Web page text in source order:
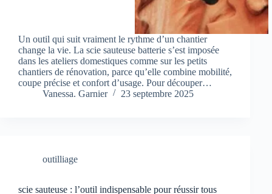
Un outil qui suit vraiment le rythme d’un chantier
change la vie. La scie sauteuse batterie s’est imposée
dans les ateliers domestiques comme sur les petits
chantiers de rénovation, parce qu’elle combine mobilité,
coupe précise et confort d’usage. Pour découper…
Vanessa. Garnier
23 septembre 2025
outilliage
scie sauteuse : l’outil indispensable pour réussir tous